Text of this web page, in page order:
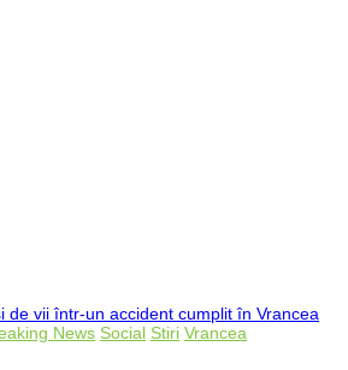
News Social Stiri Vrancea